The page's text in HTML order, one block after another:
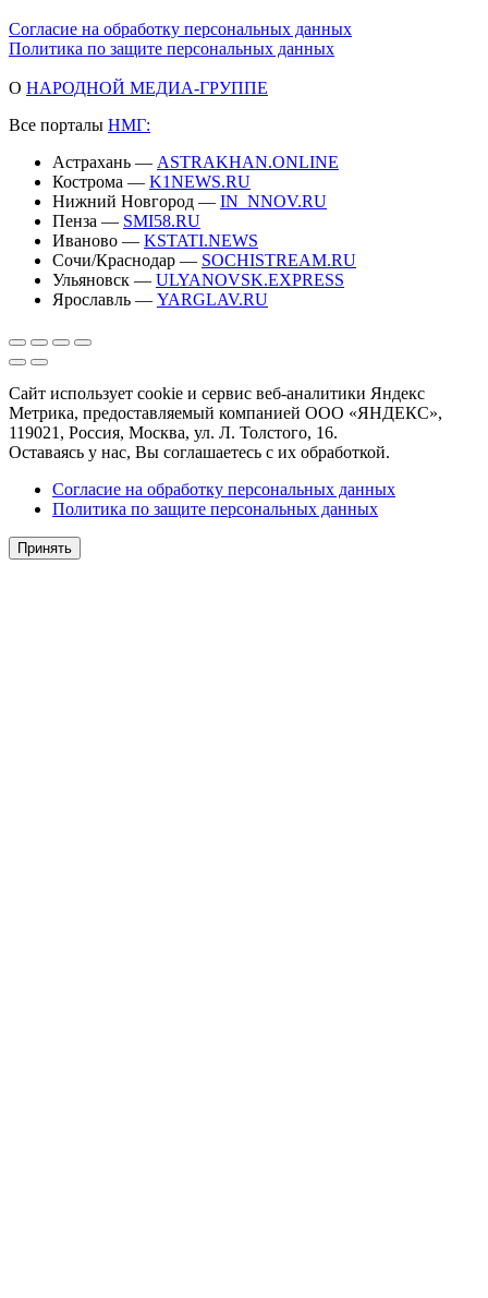
Согласие на обработку персональных данных
Политика по защите персональных данных
О НАРОДНОЙ МЕДИА-ГРУППЕ
Все порталы НМГ:
Астрахань — ASTRAKHAN.ONLINE
Кострома — K1NEWS.RU
Нижний Новгород — IN_NNOV.RU
Пенза — SMI58.RU
Иваново — KSTATI.NEWS
Сочи/Краснодар — SOCHISTREAM.RU
Ульяновск — ULYANOVSK.EXPRESS
Ярославль — YARGLAV.RU
Сайт использует cookie и сервис веб-аналитики Яндекс
Метрика, предоставляемый компанией ООО «ЯНДЕКС»,
119021, Россия, Москва, ул. Л. Толстого, 16.
Оставаясь у нас, Вы соглашаетесь с их обработкой.
Согласие на обработку персональных данных
Политика по защите персональных данных
Принять